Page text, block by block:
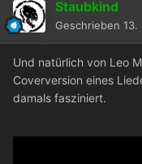
Staubkind
Geschrieben 13.
Und natürlich von Leo
Coverversion eines
damals fasziniert.